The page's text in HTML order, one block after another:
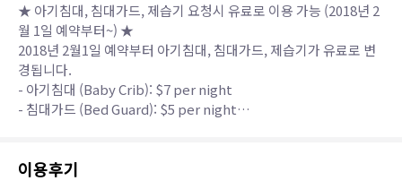
★ 아기침대, 침대가드, 제습기 요청시 유료로 이용 가능 (2018년 2
월 1일 예약부터~) ★
2018년 2월1일 예약부터 아기침대, 침대가드, 제습기가 유료로 변
경됩니다.
- 아기침대 (Baby Crib): $7 per night
- 침대가드 (Bed Guard): $5 per night
이용후기